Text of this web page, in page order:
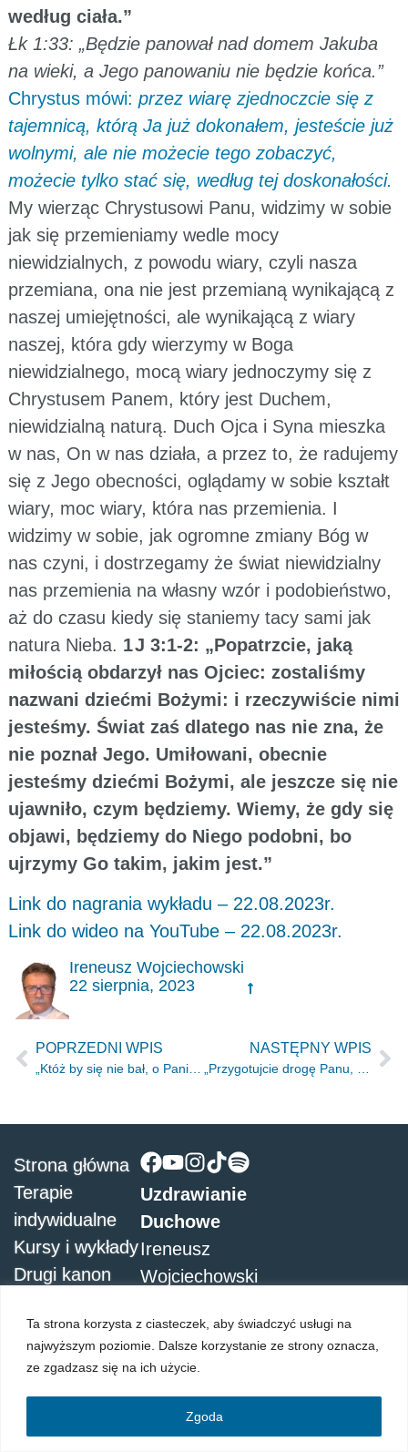
Ta strona korzysta z ciasteczek, aby świadczyć usługi na
najwyższym poziomie. Dalsze korzystanie ze strony oznacza,
ze zgadzasz się na ich użycie.
Zgoda
według ciała.”
Łk 1:33: „Będzie panował nad domem Jakuba
na wieki, a Jego panowaniu nie będzie końca.”
Chrystus mówi: przez wiarę zjednoczcie się z
tajemnicą, którą Ja już dokonałem, jesteście już
wolnymi, ale nie możecie tego zobaczyć,
możecie tylko stać się, według tej doskonałości.
My wierząc Chrystusowi Panu, widzimy w sobie
jak się przemieniamy wedle mocy
niewidzialnych, z powodu wiary, czyli nasza
przemiana, ona nie jest przemianą wynikającą z
naszej umiejętności, ale wynikającą z wiary
naszej, która gdy wierzymy w Boga
niewidzialnego, mocą wiary jednoczymy się z
Chrystusem Panem, który jest Duchem,
niewidzialną naturą. Duch Ojca i Syna mieszka
w nas, On w nas działa, a przez to, że radujemy
się z Jego obecności, oglądamy w sobie kształt
wiary, moc wiary, która nas przemienia. I
widzimy w sobie, jak ogromne zmiany Bóg w
nas czyni, i dostrzegamy że świat niewidzialny
nas przemienia na własny wzór i podobieństwo,
aż do czasu kiedy się staniemy tacy sami jak
natura Nieba. 1 J 3:1-2: „Popatrzcie, jaką
miłością obdarzył nas Ojciec: zostaliśmy
nazwani dziećmi Bożymi: i rzeczywiście nimi
jesteśmy. Świat zaś dlatego nas nie zna, że
nie poznał Jego. Umiłowani, obecnie
jesteśmy dziećmi Bożymi, ale jeszcze się nie
ujawniło, czym będziemy. Wiemy, że gdy się
objawi, będziemy do Niego podobni, bo
ujrzymy Go takim, jakim jest.”
Link do nagrania wykładu – 22.08.2023r.
Link do wideo na YouTube – 22.08.2023r.
Ireneusz Wojciechowski
22 sierpnia, 2023
POPRZEDNI WPIS
„Któż by się nie bał, o Panie, i Twego imienia nie uczcił?” Ap 15.4
NASTĘPNY WPIS
Uzdrawianie
Duchowe
Ireneusz
Wojciechowski
Łódź ul.
Pabianicka
tel.Kom.
504051911
Strona główna
Terapie
indywidualne
Kursy i wykłady
Drugi kanon
Ziemska
Linki